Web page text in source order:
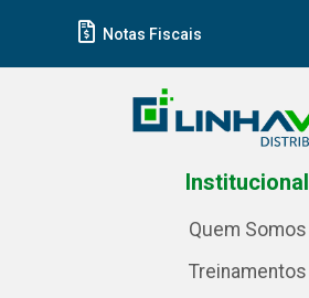
Notas Fiscais
Institucional
Quem Somos
Treinamentos